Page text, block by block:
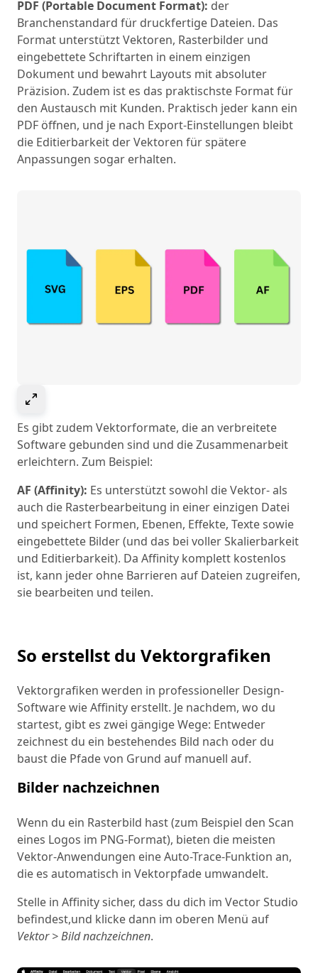
PDF (Portable Document Format): der
Branchenstandard für druckfertige Dateien. Das
Format unterstützt Vektoren, Rasterbilder und
eingebettete Schriftarten in einem einzigen
Dokument und bewahrt Layouts mit absoluter
Präzision. Zudem ist es das praktischste Format für
den Austausch mit Kunden. Praktisch jeder kann ein
PDF öffnen, und je nach Export-Einstellungen bleibt
die Editierbarkeit der Vektoren für spätere
Anpassungen sogar erhalten.
Es gibt zudem Vektorformate, die an verbreitete
Software gebunden sind und die Zusammenarbeit
erleichtern. Zum Beispiel:
AF (Affinity): Es unterstützt sowohl die Vektor- als
auch die Rasterbearbeitung in einer einzigen Datei
und speichert Formen, Ebenen, Effekte, Texte sowie
eingebettete Bilder (und das bei voller Skalierbarkeit
und Editierbarkeit). Da Affinity komplett kostenlos
ist, kann jeder ohne Barrieren auf Dateien zugreifen,
sie bearbeiten und teilen.
So erstellst du Vektorgrafiken
Vektorgrafiken werden in professioneller Design-
Software wie Affinity erstellt. Je nachdem, wo du
startest, gibt es zwei gängige Wege: Entweder
zeichnest du ein bestehendes Bild nach oder du
baust die Pfade von Grund auf manuell auf.
Bilder nachzeichnen
Wenn du ein Rasterbild hast (zum Beispiel den Scan
eines Logos im PNG-Format), bieten die meisten
Vektor-Anwendungen eine Auto-Trace-Funktion an,
die es automatisch in Vektorpfade umwandelt.
Stelle in Affinity sicher, dass du dich im Vector Studio
befindest,und klicke dann im oberen Menü auf
Vektor > Bild nachzeichnen.